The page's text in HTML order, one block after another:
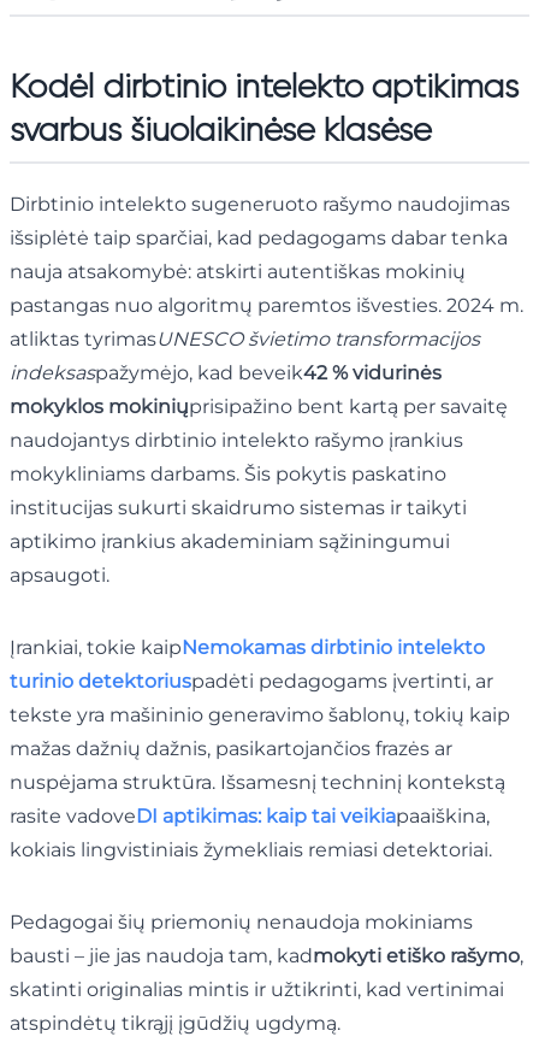
Kodėl dirbtinio intelekto aptikimas
svarbus šiuolaikinėse klasėse
Dirbtinio intelekto sugeneruoto rašymo naudojimas
išsiplėtė taip sparčiai, kad pedagogams dabar tenka
nauja atsakomybė: atskirti autentiškas mokinių
pastangas nuo algoritmų paremtos išvesties. 2024 m.
atliktas tyrimasUNESCO švietimo transformacijos
indeksaspažymėjo, kad beveik42 % vidurinės
mokyklos mokiniųprisipažino bent kartą per savaitę
naudojantys dirbtinio intelekto rašymo įrankius
mokykliniams darbams. Šis pokytis paskatino
institucijas sukurti skaidrumo sistemas ir taikyti
aptikimo įrankius akademiniam sąžiningumui
apsaugoti.
Įrankiai, tokie kaipNemokamas dirbtinio intelekto
turinio detektoriuspadėti pedagogams įvertinti, ar
tekste yra mašininio generavimo šablonų, tokių kaip
mažas dažnių dažnis, pasikartojančios frazės ar
nuspėjama struktūra. Išsamesnį techninį kontekstą
rasite vadoveDI aptikimas: kaip tai veikiapaaiškina,
kokiais lingvistiniais žymekliais remiasi detektoriai.
Pedagogai šių priemonių nenaudoja mokiniams
bausti – jie jas naudoja tam, kadmokyti etiško rašymo,
skatinti originalias mintis ir užtikrinti, kad vertinimai
atspindėtų tikrąjį įgūdžių ugdymą.